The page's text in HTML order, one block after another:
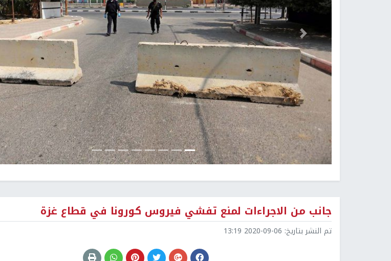
Previous
جانب من الاجراءات لمنع تفشي فيروس كورونا في قطاع غزة
تم النشر بتاريخ: 2020-09-06 13:19